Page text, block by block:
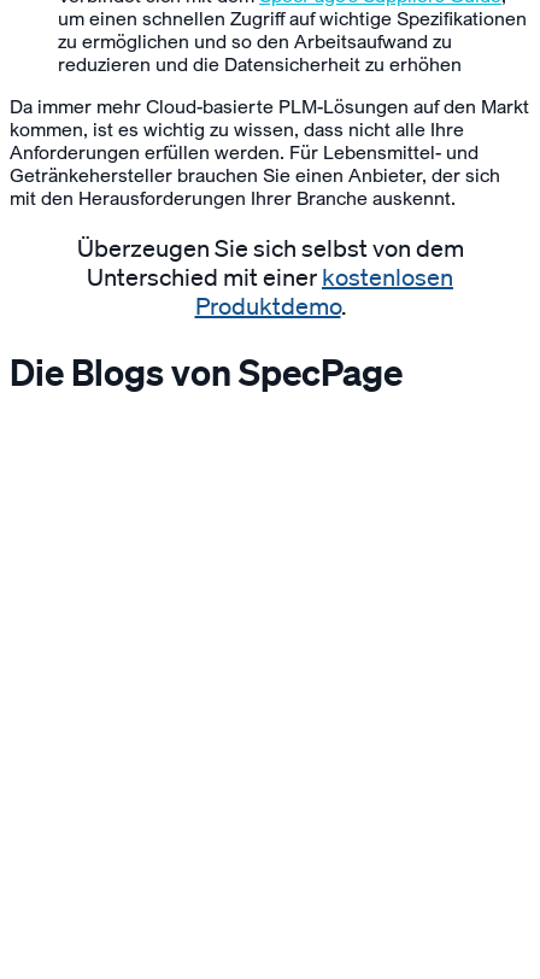
um einen schnellen Zugriff auf wichtige Spezifikationen
zu ermöglichen und so den Arbeitsaufwand zu
reduzieren und die Datensicherheit zu erhöhen
Da immer mehr Cloud-basierte PLM-Lösungen auf den Markt
kommen, ist es wichtig zu wissen, dass nicht alle Ihre
Anforderungen erfüllen werden. Für Lebensmittel- und
Getränkehersteller brauchen Sie einen Anbieter, der sich
mit den Herausforderungen Ihrer Branche auskennt.
Überzeugen Sie sich selbst von dem
Unterschied mit einer kostenlosen
Produktdemo.
Die Blogs von SpecPage